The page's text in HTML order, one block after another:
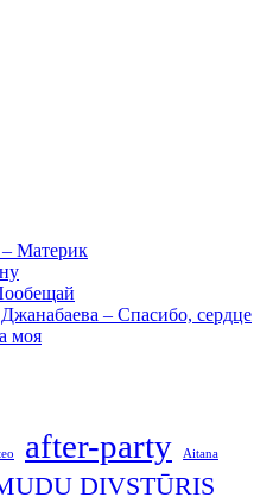
Материк
– Спасибо, сердце
моя
after-party Aitana
DIVSTŪRIS